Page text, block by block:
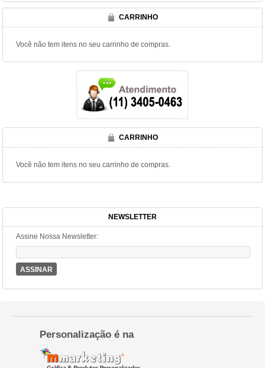
CARRINHO
Você não tem itens no seu carrinho de compras.
CARRINHO
Você não tem itens no seu carrinho de compras.
NEWSLETTER
Assine Nossa Newsletter:
ASSINAR
Personalização é na